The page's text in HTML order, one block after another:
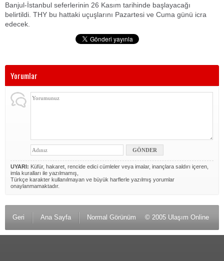
Banjul-İstanbul seferlerinin 26 Kasım tarihinde başlayacağı
belirtildi. THY bu hattaki uçuşlarını Pazartesi ve Cuma günü icra
edecek.
Yorumlar
UYARI: Küfür, hakaret, rencide edici cümleler veya imalar, inançlara saldırı içeren,
imla kuralları ile yazılmamış,
Türkçe karakter kullanılmayan ve büyük harflerle yazılmış yorumlar
onaylanmamaktadır.
Geri Ana Sayfa Normal Görünüm © 2005 Ulaşım Online